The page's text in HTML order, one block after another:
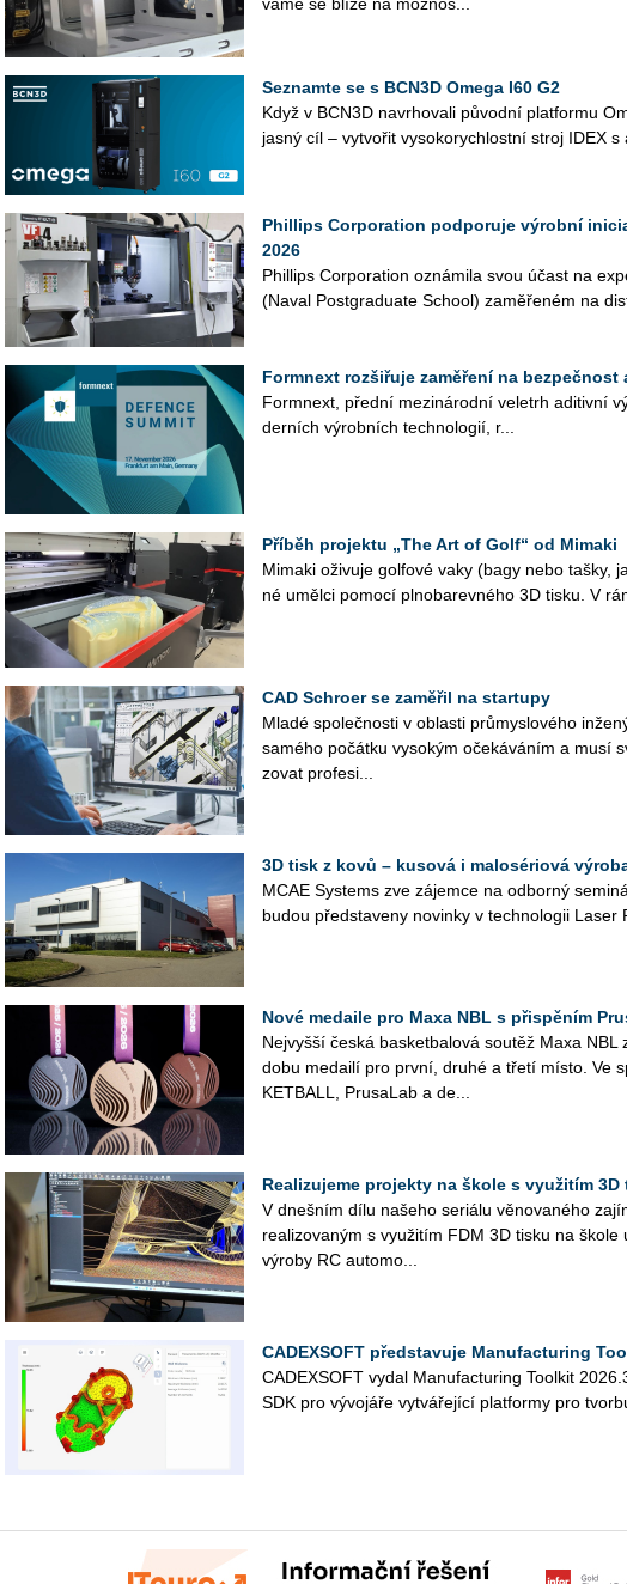
Seznamte se s BCN3D Omega I60 G2
Když v BCN3D na­vr­ho­va­li pů­vod­ní plat­for­mu
jasný cíl – vy­tvo­řit vy­so­ko­rych­lost­ní stroj IDEX s
Phillips Corporation podporuje výrobní
2026
Phil­lips Cor­po­rati­on ozná­mi­la svou účast na
(Naval Post­gra­dua­te Scho­ol) za­mě­ře­ném na
Formnext rozšiřuje zaměření na bezpečnost
Form­next, před­ní me­zi­ná­rod­ní ve­letrh adi­tiv­ní
der­ních vý­rob­ních tech­no­lo­gií, r...
Příběh projektu „The Art of Golf“ od Mimaki
Mi­ma­ki oži­vu­je gol­fo­vé vaky (bagy nebo tašky,
né uměl­ci po­mo­cí pl­no­ba­rev­né­ho 3D tisku. V
CAD Schroer se zaměřil na startupy
Mladé spo­leč­nos­ti v ob­las­ti prů­mys­lo­vé­ho
sa­mé­ho po­čát­ku vy­so­kým oče­ká­vá­ním a musí
zo­vat pro­fe­si­...
3D tisk z kovů – kusová i malosériová
MCAE Sys­tems zve zá­jem­ce na od­bor­ný
budou před­sta­ve­ny no­vin­ky v tech­no­lo­gii Laser
Nové medaile pro Maxa NBL s přispěním
Nej­vyš­ší česká bas­ket­ba­lo­vá sou­těž Maxa
do­bu me­dai­lí pro první, druhé a třetí místo. Ve
KET­BALL, Prusa­Lab a de­...
Realizujeme projekty na škole s využitím 3D
V dneš­ním dílu na­še­ho se­ri­á­lu vě­no­va­né­ho
re­a­li­zo­va­ným s vy­u­ži­tím FDM 3D tisku na škole
vý­ro­by RC au­to­mo­...
CADEXSOFT představuje Manufacturing
CAD­EX­SOFT vydal Ma­nu­factu­ring Tool­kit
SDK pro vý­vo­já­ře vy­tvá­ře­jí­cí plat­for­my pro